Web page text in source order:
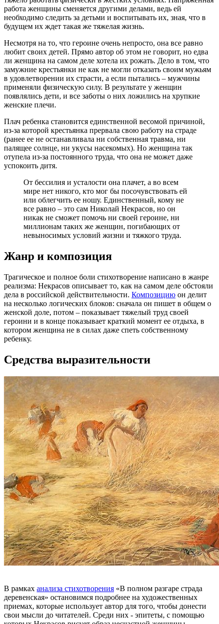
работа женщины сменяется другими делами, ведь ей
необходимо следить за детьми и воспитывать их, зная, что в
будущем их ждет такая же тяжелая жизнь.
Несмотря на то, что героине очень непросто, она все равно
любит своих детей. Прямо автор об этом не говорит, но едва
ли женщина на самом деле хотела их рожать. Дело в том, что
замужние крестьянки не как не могли отказать своим мужьям
в удовлетворении их страсти, а если пытались – мужчины
применяли физическую силу. В результате у женщин
появлялись дети, и все заботы о них ложились на хрупкие
женские плечи.
Плач ребенка становится единственной весомой причиной,
из-за которой крестьянка прервала свою работу на страде
(ранее ее не останавливала ни собственная травма, ни
палящее солнце, ни укусы насекомых). Но женщина так
отупела из-за постоянного труда, что она не может даже
успокоить дитя.
От бессилия и усталости она плачет, а во всем
мире нет никого, кто мог бы посочувствовать ей
или облегчить ее ношу. Единственный, кому не
все равно – это сам Николай Некрасов, но он
никак не сможет помочь ни своей героине, ни
миллионам таких же женщин, погибающих от
невыносимых условий жизни и тяжкого труда.
Жанр и композиция
Трагическое и полное боли стихотворение написано в жанре
реализма: Некрасов описывает то, как на самом деле обстояли
дела в российской действительности. Композицию он делит
на несколько логических блоков: сначала он пишет в общем о
женской доле, потом – показывает тяжелый труд своей
героини и в конце показывает краткий момент ее отдыха, в
котором женщина не в силах даже спеть собственному
ребенку.
Средства выразительности
В рамках анализа стихотворения «В полном разгаре страда
деревенская» остановимся подробнее на художественных
приемах, которые использует автор для того, чтобы донести
свои мысли до читателей. Среди них - эпитеты, с помощью